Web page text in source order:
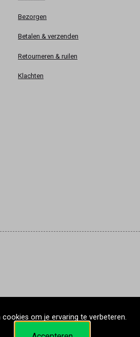
Bezorgen
Betalen & verzenden
Retourneren & ruilen
Klachten
om je ervaring te verbeteren.